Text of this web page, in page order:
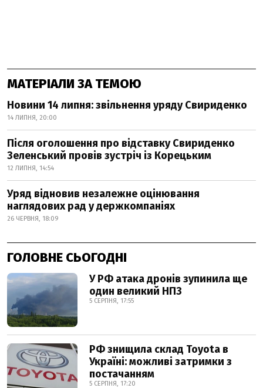
МАТЕРІАЛИ ЗА ТЕМОЮ
Новини 14 липня: звільнення уряду Свириденко
14 ЛИПНЯ, 20:00
Після оголошення про відставку Свириденко
Зеленський провів зустріч із Корецьким
12 ЛИПНЯ, 14:54
Уряд відновив незалежне оцінювання
наглядових рад у держкомпаніях
26 ЧЕРВНЯ, 18:09
ГОЛОВНЕ СЬОГОДНІ
У РФ атака дронів зупинила ще
один великий НПЗ
5 СЕРПНЯ, 17:55
РФ знищила склад Toyota в
Україні: можливі затримки з
постачанням
5 СЕРПНЯ, 17:20